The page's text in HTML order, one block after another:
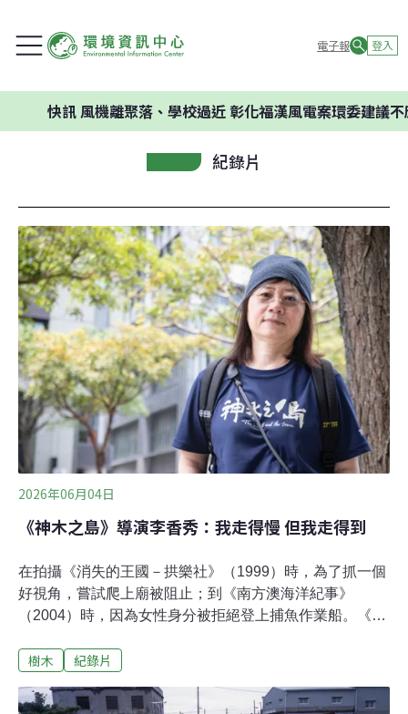
電子報 登入
風機離聚落、學校過近 彰化福漢風電案環委建議不應開發
紀錄片
2026年06月04日
《神木之島》導演李香秀：我走得慢 但我走得到
在拍攝《消失的王國－拱樂社》（1999）時，為了抓一個
好視角，嘗試爬上廟被阻止；到《南方澳海洋紀事》
（2004）時，因為女性身分被拒絕登上捕魚作業船。《黑
雙腳，一次又一次踩著緩慢卻堅定的步伐，跟著主角的腳
令人屏息的攀樹呼吸聲，與壯麗的台灣山景，完成一部自
樹木 紀錄片